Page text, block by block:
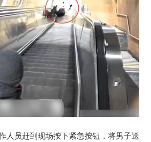
人员赶到现场按下紧急按钮，将男子送